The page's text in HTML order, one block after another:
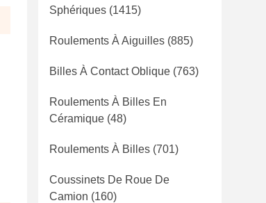
Sphériques (1415)
Roulements À Aiguilles (885)
Billes À Contact Oblique (763)
Roulements À Billes En
Céramique (48)
Roulements À Billes (701)
Coussinets De Roue De
Camion (160)